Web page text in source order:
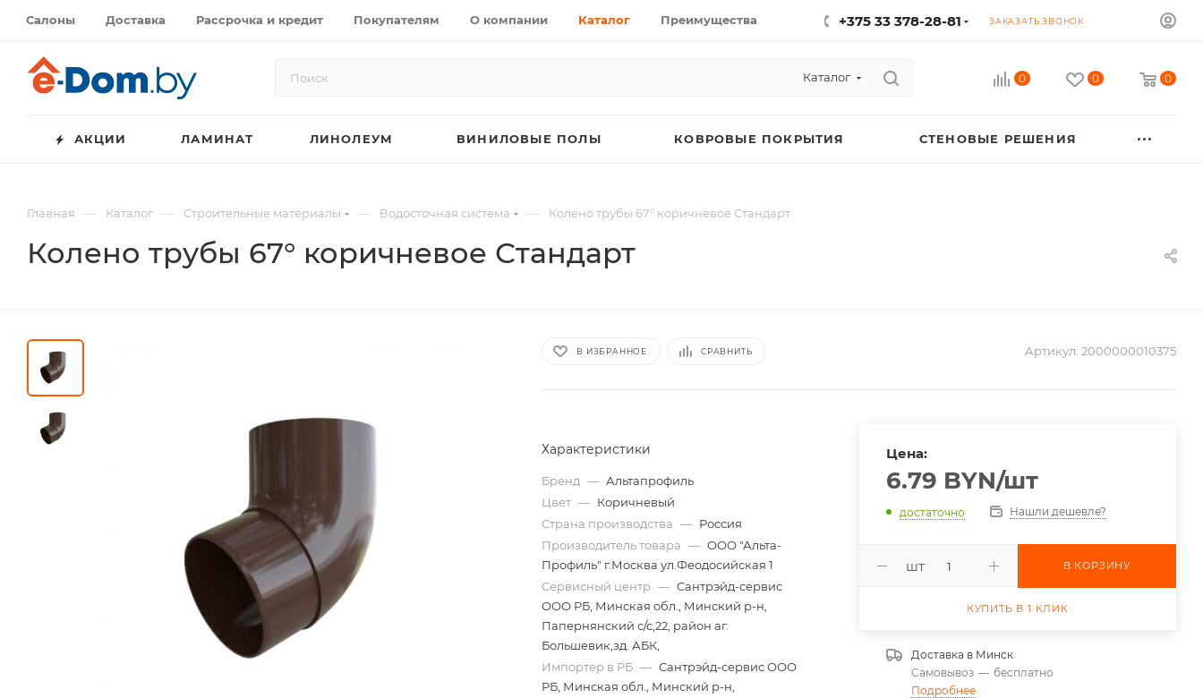
Салоны Доставка Рассрочка и кредит Покупателям О компании Каталог Преимущества +375 33 378-28-81 ЗАКАЗАТЬ ЗВОНОК
Каталог 0 0 0
АКЦИИ ЛАМИНАТ ЛИНОЛЕУМ ВИНИЛОВЫЕ ПОЛЫ КОВРОВЫЕ ПОКРЫТИЯ СТЕНОВЫЕ РЕШЕНИЯ
Главная — Каталог — Строительные материалы — Водосточная система — Колено трубы 67° коричневое Стандарт
Колено трубы 67° коричневое Стандарт
В ИЗБРАННОЕ СРАВНИТЬ Артикул: 2000000010375
Характеристики
Бренд — Альтапрофиль
Цвет — Коричневый
Страна производства — Россия
Производитель товара — ООО "Альта-
Профиль" г.Москва ул.Феодосийская 1
Сервисный центр — Сантрэйд-сервис
ООО РБ, Минская обл., Минский р-н,
Папернянский с/с,22, район аг.
Большевик,зд. АБК,
Импортер в РБ — Сантрэйд-сервис ООО
РБ, Минская обл., Минский р-н,
Цена:
6.79 BYN/шт
достаточно Нашли дешевле?
шт В КОРЗИНУ
КУПИТЬ В 1 КЛИК
Доставка в Минск
Самовывоз — бесплатно
Подробнее